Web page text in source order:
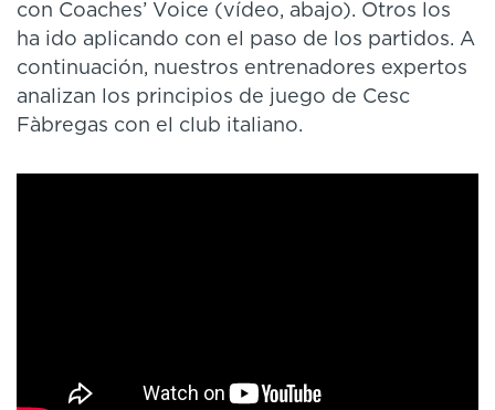
con Coaches’ Voice (vídeo, abajo). Otros los
ha ido aplicando con el paso de los partidos. A
continuación, nuestros entrenadores expertos
analizan los principios de juego de Cesc
Fàbregas con el club italiano.